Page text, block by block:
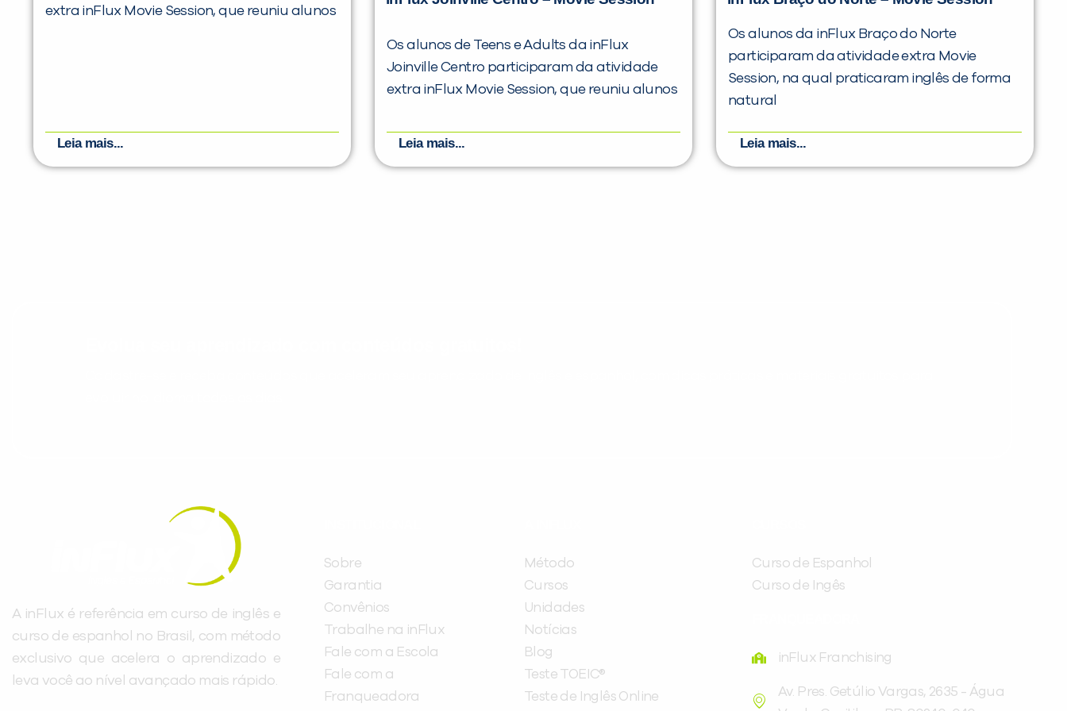
extra inFlux Movie Session, que reuniu alunos
Leia mais...
Os alunos de Teens e Adults da inFlux
Joinville Centro participaram da atividade
extra inFlux Movie Session, que reuniu alunos
Leia mais...
Os alunos da inFlux Braço do Norte
participaram da atividade extra Movie
Session, na qual praticaram inglês de forma
natural
Leia mais...
A inFlux é referência em curso de inglês e
curso de espanhol no Brasil, com método
exclusivo que acelera o aprendizado e
leva você ao nível avançado mais rápido.
Sobre
Garantia
Convênios
Trabalhe na inFlux
Fale com a Escola
Fale com a
Franqueadora
Método
Cursos
Unidades
Notícias
Blog
Teste TOEIC®
Teste de Inglês Online
Curso de Espanhol
Curso de Ingês
inFlux Franchising
Av. Pres. Getúlio Vargas, 2635 - Água
PEÇA UMA DEMONSTRAÇÃO DE MÉTODO